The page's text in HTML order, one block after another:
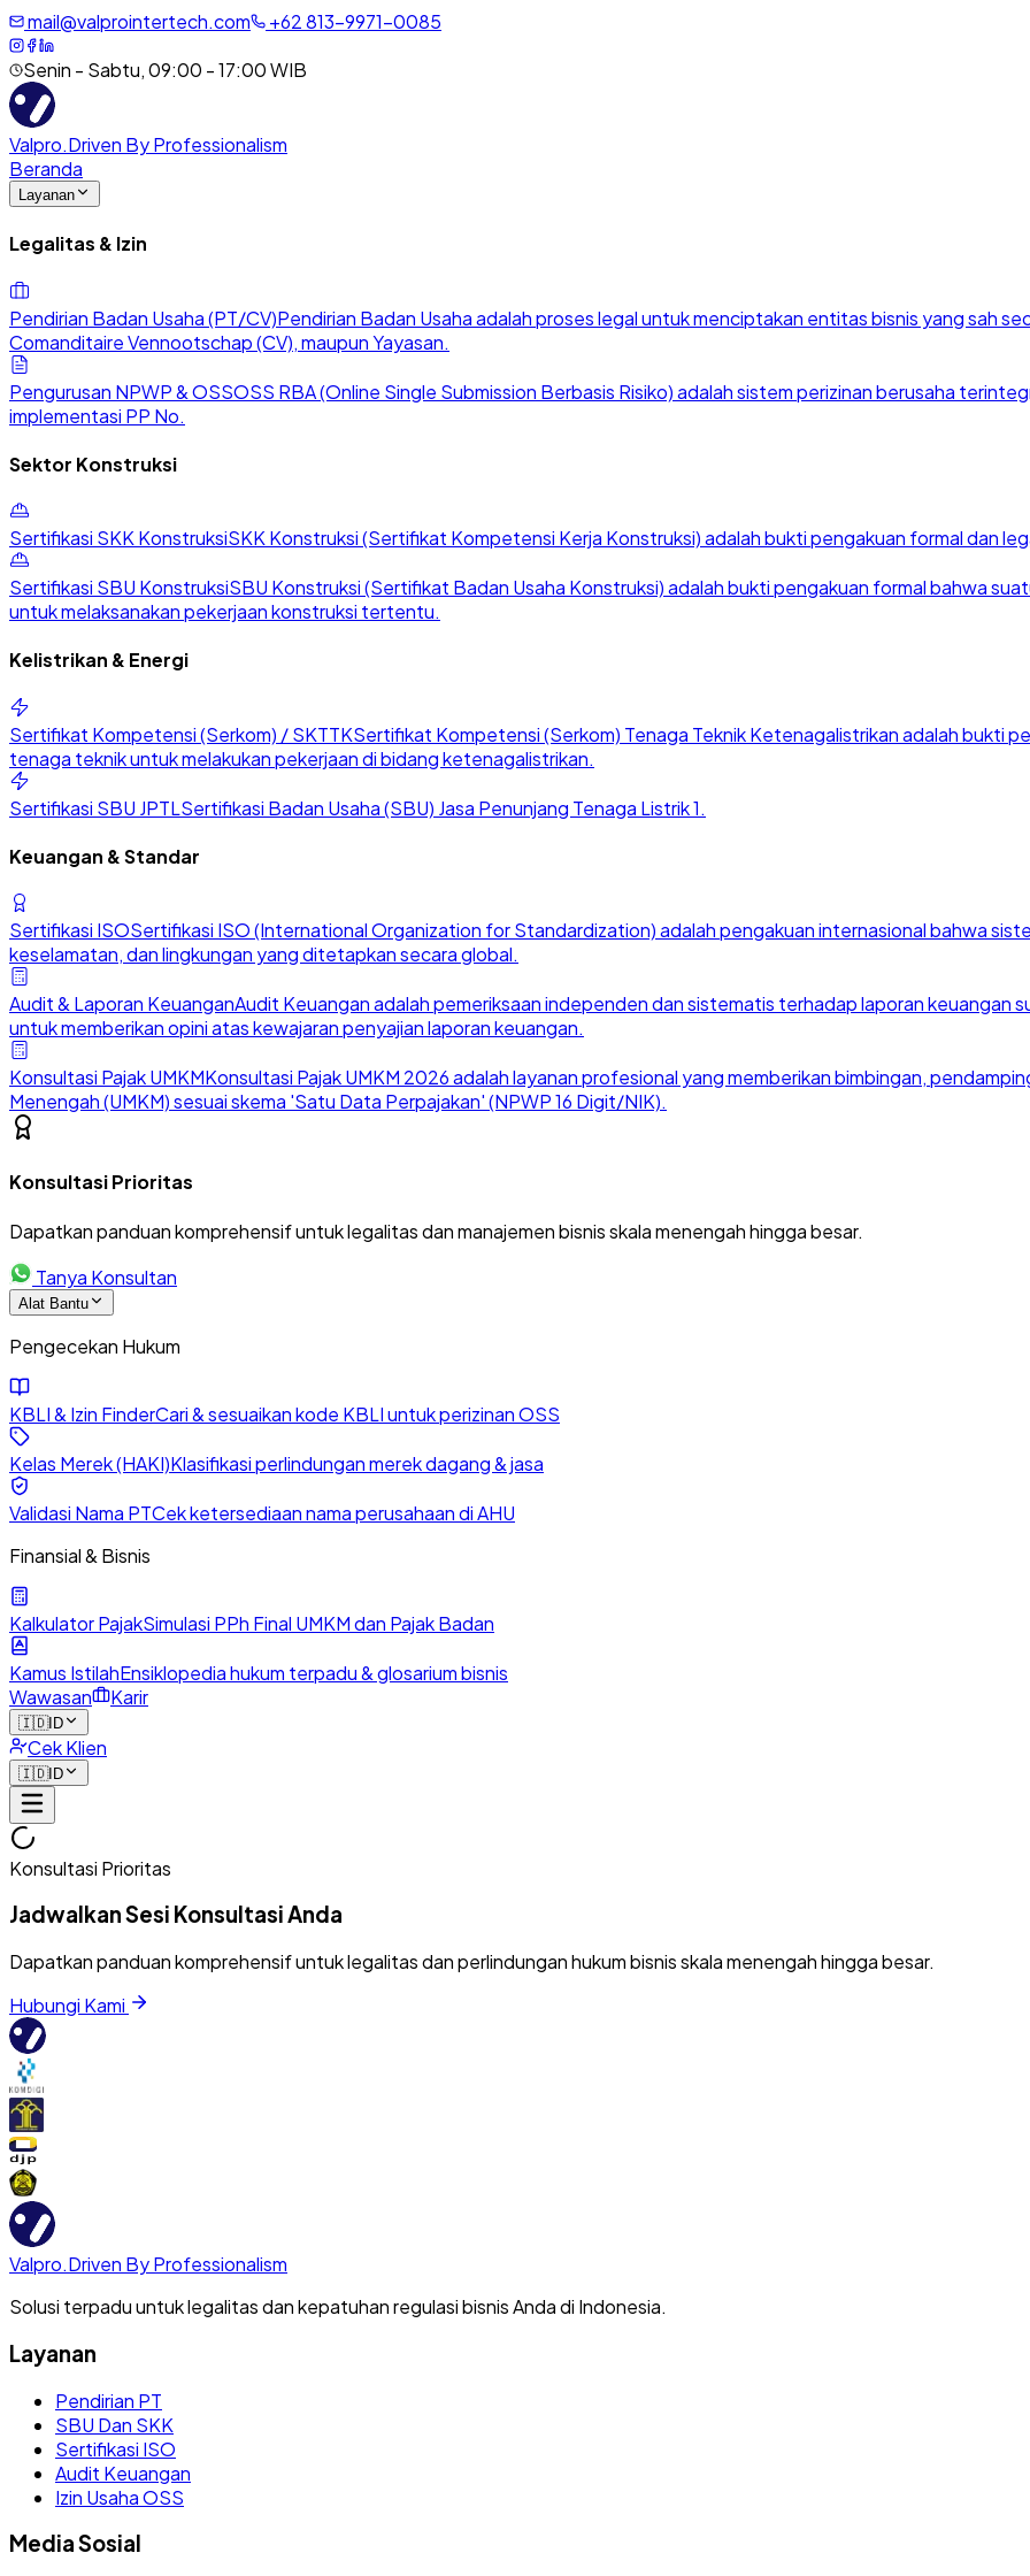
mail@valprointertech.com +62813-9971-0085
Senin - Sabtu, 09:00 - 17:00 WIB
Valpro.Driven By Professionalism
Beranda
Layanan
Legalitas & Izin
Pendirian Badan Usaha (PT/CV)Pendirian Badan Usaha adalah proses legal untuk menciptakan entitas bisnis yang sah
Comanditaire Vennootschap (CV), maupun Yayasan.
Pengurusan NPWP & OSSOSS RBA (Online Single Submission Berbasis Risiko) adalah sistem perizinan berusaha
implementasi PP No.
Sektor Konstruksi
Sertifikasi SKK KonstruksiSKK Konstruksi (Sertifikat Kompetensi Kerja Konstruksi) adalah bukti pengakuan formal dan
Sertifikasi SBU KonstruksiSBU Konstruksi (Sertifikat Badan Usaha Konstruksi) adalah bukti pengakuan formal bahwa
untuk melaksanakan pekerjaan konstruksi tertentu.
Kelistrikan & Energi
Sertifikat Kompetensi (Serkom) / SKTTKSertifikat Kompetensi (Serkom) Tenaga Teknik Ketenagalistrikan adalah bukti
tenaga teknik untuk melakukan pekerjaan di bidang ketenagalistrikan.
Sertifikasi SBU JPTLSertifikasi Badan Usaha (SBU) Jasa Penunjang Tenaga Listrik 1.
Keuangan & Standar
Sertifikasi ISOSertifikasi ISO (International Organization for Standardization) adalah pengakuan internasional bahwa
keselamatan, dan lingkungan yang ditetapkan secara global.
Audit & Laporan KeuanganAudit Keuangan adalah pemeriksaan independen dan sistematis terhadap laporan keuangan
untuk memberikan opini atas kewajaran penyajian laporan keuangan.
Konsultasi Pajak UMKMKonsultasi Pajak UMKM 2026 adalah layanan profesional yang memberikan bimbingan,
Menengah (UMKM) sesuai skema 'Satu Data Perpajakan' (NPWP 16 Digit/NIK).
Konsultasi Prioritas
Dapatkan panduan komprehensif untuk legalitas dan manajemen bisnis skala menengah hingga besar.
Tanya Konsultan
Alat Bantu
Pengecekan Hukum
KBLI & Izin FinderCari & sesuaikan kode KBLI untuk perizinan OSS
Kelas Merek (HAKI)Klasifikasi perlindungan merek dagang & jasa
Validasi Nama PTCek ketersediaan nama perusahaan di AHU
Finansial & Bisnis
Kalkulator PajakSimulasi PPh Final UMKM dan Pajak Badan
Kamus IstilahEnsiklopedia hukum terpadu & glosarium bisnis
Wawasan
Karir
🇮🇩ID
Cek Klien
🇮🇩ID
Konsultasi Prioritas
Jadwalkan Sesi Konsultasi Anda
Dapatkan panduan komprehensif untuk legalitas dan perlindungan hukum bisnis skala menengah hingga besar.
Hubungi Kami
Valpro.Driven By Professionalism
Solusi terpadu untuk legalitas dan kepatuhan regulasi bisnis Anda di Indonesia.
Layanan
Pendirian PT
SBU Dan SKK
Sertifikasi ISO
Audit Keuangan
Izin Usaha OSS
Media Sosial